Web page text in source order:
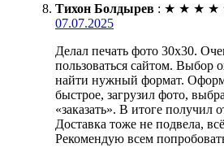
Тихон Болдырев : ★ ★ ★ ★
07.07.2025
Делал печать фото 30х30.
пользоваться сайтом. Выбор
найти нужный формат.
быстрое, загрузил фото,
«заказать». В итоге получил
Доставка тоже не подвела,
Рекомендую всем